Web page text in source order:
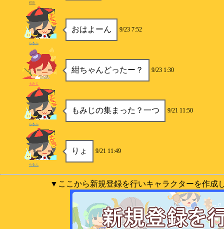
紺音
おはよーん 9/23 7:52
らるふ
紺ちゃんどったー？ 9/23 1:30
もみじ
もみじの集まった？一つ 9/21 11:50
らるふ
りょ 9/21 11:49
らるふ
▼ここから新規登録を行いキャラクターを作成